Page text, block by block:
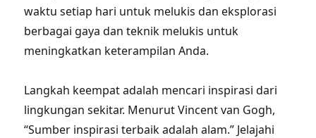
waktu setiap hari untuk melukis dan eksplorasi
berbagai gaya dan teknik melukis untuk
meningkatkan keterampilan Anda.
Langkah keempat adalah mencari inspirasi dari
lingkungan sekitar. Menurut Vincent van Gogh,
“Sumber inspirasi terbaik adalah alam.” Jelajahi